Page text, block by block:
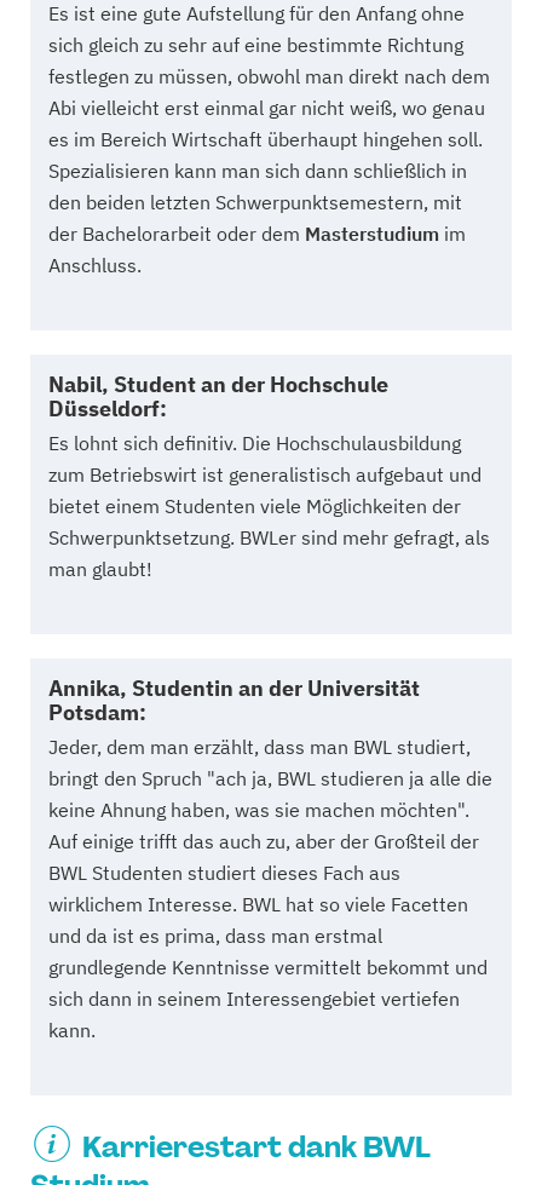
Es ist eine gute Aufstellung für den Anfang ohne
sich gleich zu sehr auf eine bestimmte Richtung
festlegen zu müssen, obwohl man direkt nach dem
Abi vielleicht erst einmal gar nicht weiß, wo genau
es im Bereich Wirtschaft überhaupt hingehen soll.
Spezialisieren kann man sich dann schließlich in
den beiden letzten Schwerpunktsemestern, mit
der Bachelorarbeit oder dem Masterstudium im
Anschluss.
Nabil, Student an der Hochschule
Düsseldorf:
Es lohnt sich definitiv. Die Hochschulausbildung
zum Betriebswirt ist generalistisch aufgebaut und
bietet einem Studenten viele Möglichkeiten der
Schwerpunktsetzung. BWLer sind mehr gefragt, als
man glaubt!
Annika, Studentin an der Universität
Potsdam:
Jeder, dem man erzählt, dass man BWL studiert,
bringt den Spruch "ach ja, BWL studieren ja alle die
keine Ahnung haben, was sie machen möchten".
Auf einige trifft das auch zu, aber der Großteil der
BWL Studenten studiert dieses Fach aus
wirklichem Interesse. BWL hat so viele Facetten
und da ist es prima, dass man erstmal
grundlegende Kenntnisse vermittelt bekommt und
sich dann in seinem Interessengebiet vertiefen
kann.
Karrierestart dank BWL